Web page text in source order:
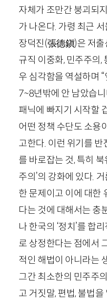
자체가 조만간 붕괴되
가 나온다. 가령 최근
장덕진(張德鎭)은 저출
규직 이중화, 민주주의,
우 심각함을 역설하며
7~8년밖에 안 남았습
패닉에 빠지기 시작할
어떤 정책 수단도 소용
고한다. 이런 위기를 반
를 바로잡는 것, 특히
주의’의 강화에 있다.
한 문제이고 이에 대한
다는 것에 대해서는 충
나 한국의 ‘정치’를 합
로 상정한다는 점에서
적인 해법이 아니라는
그간 최소한의 민주주
고 거짓말, 편법, 불법